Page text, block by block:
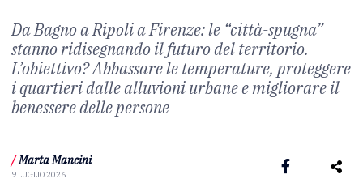
Da Bagno a Ripoli a Firenze: le “città-spugna”
stanno ridisegnando il futuro del territorio.
L’obiettivo? Abbassare le temperature, proteggere
i quartieri dalle alluvioni urbane e migliorare il
benessere delle persone
/ Marta Mancini
9 LUGLIO 2026